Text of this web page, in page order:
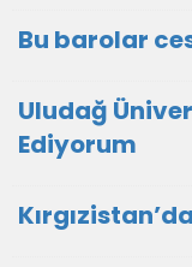
Bu barolar
Uludağ
Ediyorum